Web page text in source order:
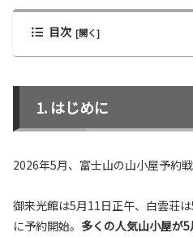
目次
はじめに
2026年5月、富士山の山小屋予約戦
御来光館は5月11日正午、白雲荘
に予約開始。 多くの人気山小屋が